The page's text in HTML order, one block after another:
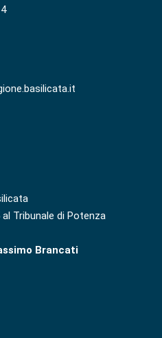
Tribunale di Potenza
Brancati